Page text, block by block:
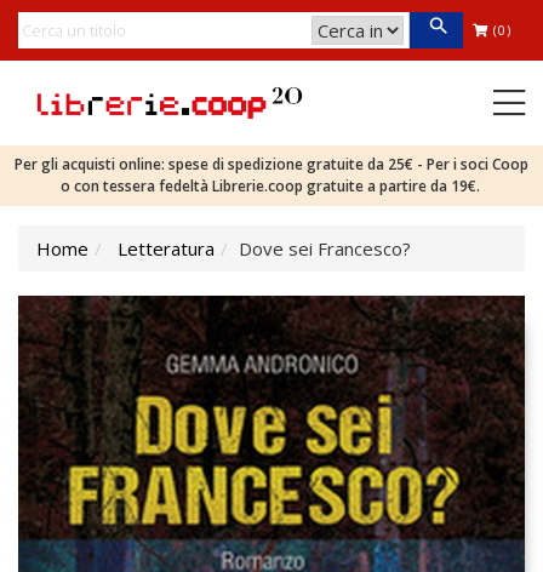
(0)
Per gli acquisti online: spese di spedizione gratuite da 25€ - Per i soci Coop
o con tessera fedeltà Librerie.coop gratuite a partire da 19€.
Home Letteratura Dove sei Francesco?